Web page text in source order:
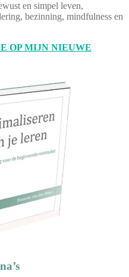
en simpel leven,
bezinning, mindfulness en
OP MIJN NIEUWE